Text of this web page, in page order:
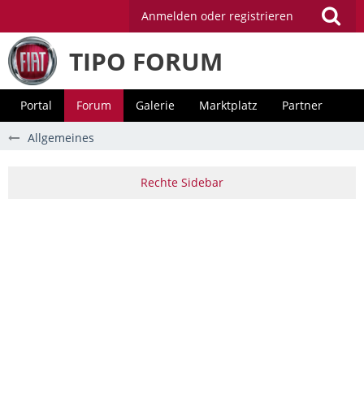
Anmelden oder registrieren
TIPO FORUM
Portal Forum Galerie Marktplatz Partner
Allgemeines